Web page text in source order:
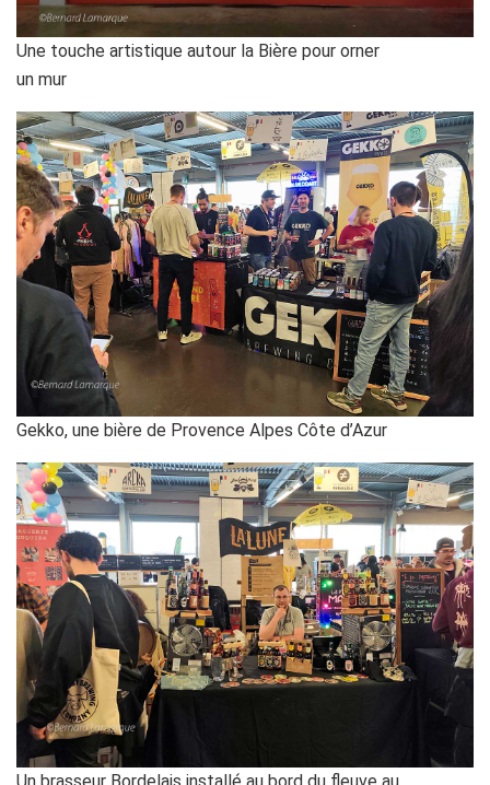
Une touche artistique autour la Bière pour orner
un mur
Gekko, une bière de Provence Alpes Côte d’Azur